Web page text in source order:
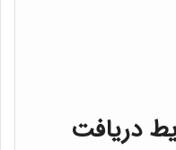
دریافت